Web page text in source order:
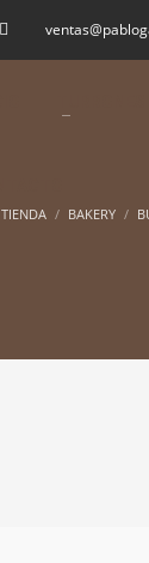
TIENDA BAKERY